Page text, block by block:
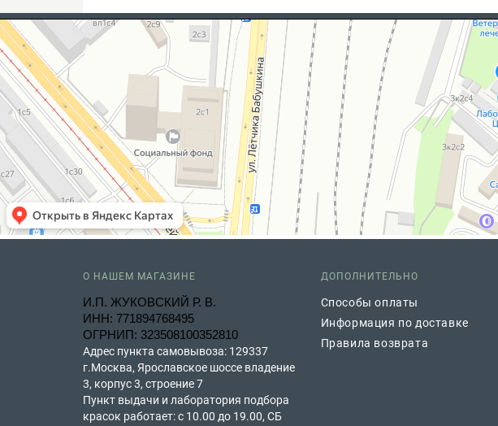
О НАШЕМ МАГАЗИНЕ
И.П. ЖУКОВСКИЙ Р. В.
ИНН: 771894768495
ОГРНИП: 323508100352810
Адрес пункта самовывоза: 129337
г.Москва, Ярославское шоссе владение
3, корпус 3, строение 7
Пункт выдачи и лаборатория подбора
красок работает: с 10.00 до 19.00, СБ
ДОПОЛНИТЕЛЬНО
Способы оплаты
Информация по доставке
Правила возврата